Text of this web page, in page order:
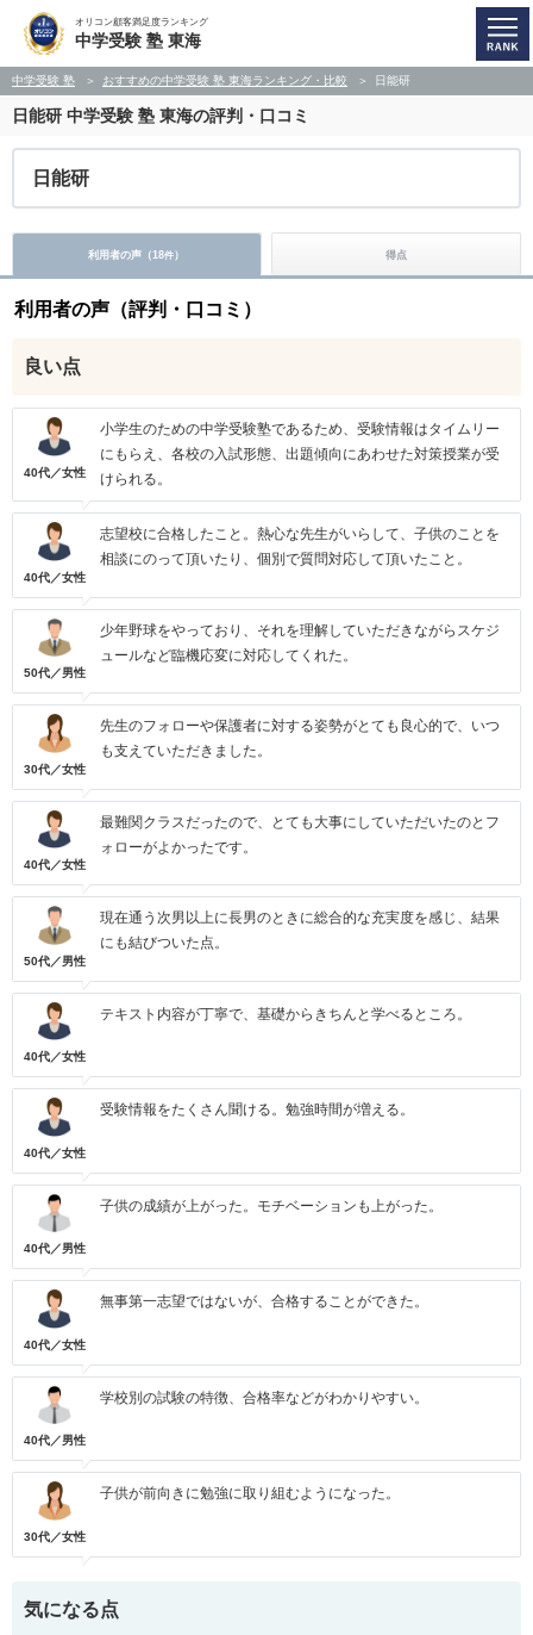
オリコン顧客満足度ランキング
中学受験 塾 東海
中学受験 塾 おすすめの中学受験 塾 東海ランキング・比較 日能研
日能研 中学受験 塾 東海の評判・口コミ
日能研
利用者の声（18件） 得点
利用者の声（評判・口コミ）
良い点
40代／女性
小学生のための中学受験塾であるため、受験情報はタイムリー
にもらえ、各校の入試形態、出題傾向にあわせた対策授業が受
けられる。
40代／女性
志望校に合格したこと。熱心な先生がいらして、子供のことを
相談にのって頂いたり、個別で質問対応して頂いたこと。
50代／男性
少年野球をやっており、それを理解していただきながらスケジ
ュールなど臨機応変に対応してくれた。
30代／女性
先生のフォローや保護者に対する姿勢がとても良心的で、いつ
も支えていただきました。
40代／女性
最難関クラスだったので、とても大事にしていただいたのとフ
ォローがよかったです。
50代／男性
現在通う次男以上に長男のときに総合的な充実度を感じ、結果
にも結びついた点。
40代／女性
テキスト内容が丁寧で、基礎からきちんと学べるところ。
40代／女性
受験情報をたくさん聞ける。勉強時間が増える。
40代／男性
子供の成績が上がった。モチベーションも上がった。
40代／女性
無事第一志望ではないが、合格することができた。
40代／男性
学校別の試験の特徴、合格率などがわかりやすい。
30代／女性
子供が前向きに勉強に取り組むようになった。
気になる点